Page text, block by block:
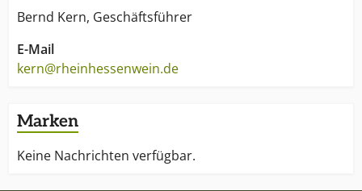
Bernd Kern, Geschäftsführer
E-Mail
kern@rheinhessenwein.de
Marken
Keine Nachrichten verfügbar.